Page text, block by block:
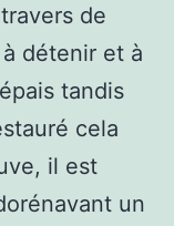
de
détenir et à
tandis
cela
il est
un